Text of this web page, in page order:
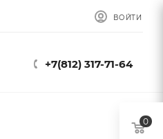
ВОЙТИ
+7(812) 317-71-64
0